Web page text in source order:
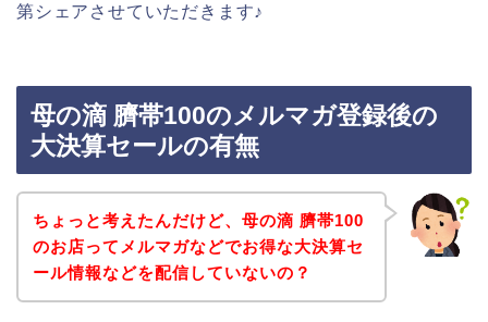
第シェアさせていただきます♪
母の滴 臍帯100のメルマガ登録後の
大決算セールの有無
ちょっと考えたんだけど、母の滴 臍帯100
のお店ってメルマガなどでお得な大決算セ
ール情報などを配信していないの？